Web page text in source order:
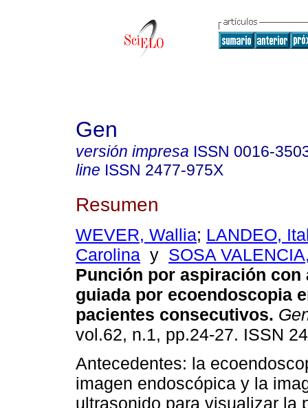
Gen
versión impresa ISSN 0016-
line ISSN 2477-975X
Resumen
WEVER, Wallia; LANDEO,
Carolina y SOSA
Punción por aspiración con
guiada por ecoendoscopia
pacientes consecutivos.
vol.62, n.1, pp.24-27. ISSN
Antecedentes: la
imagen endoscópica y la
ultrasonido para visualizar la